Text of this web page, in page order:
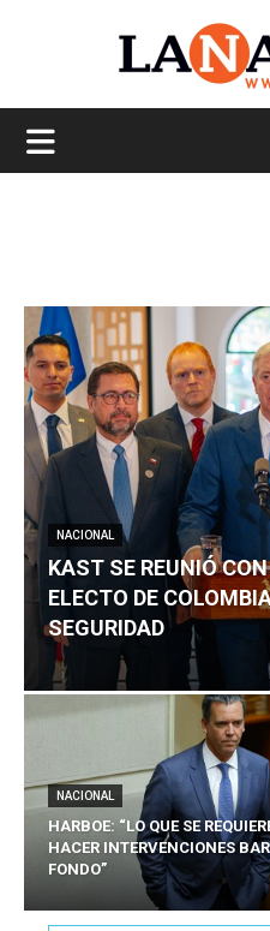
NACIONAL
KAST SE REUNIÓ
ELECTO DE
SEGURIDAD
NACIONAL
HARBOE: “LO QUE SE
HACER INTERVENCIONES
FONDO”